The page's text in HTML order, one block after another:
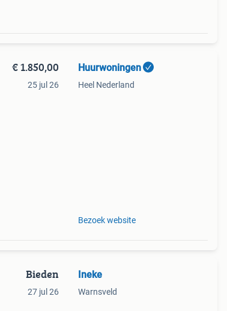
€ 1.850,00
25 jul 26
Huurwoningen
Heel Nederland
Bezoek website
Bieden
27 jul 26
Ineke
Warnsveld